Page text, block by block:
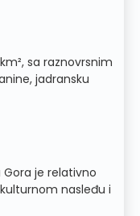
sa raznovrsnim
jadransku
Gora je relativno
nasleđu i